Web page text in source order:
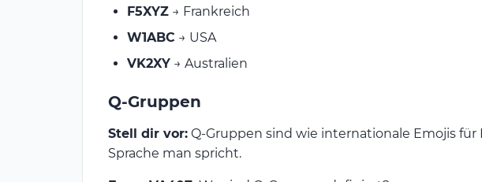
F5XYZ → Frankreich
W1ABC → USA
VK2XY → Australien
Q-Gruppen
Stell dir vor: Q-Gruppen sind wie internationale Emojis
Sprache man spricht.